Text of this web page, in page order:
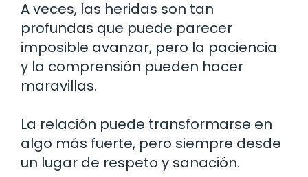
A veces, las heridas son tan
profundas que puede parecer
imposible avanzar, pero la paciencia
y la comprensión pueden hacer
maravillas.
La relación puede transformarse en
algo más fuerte, pero siempre desde
un lugar de respeto y sanación.